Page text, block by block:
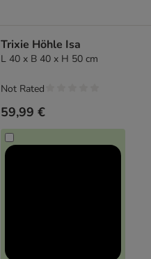
Trixie Höhle Isa
L 40 x B 40 x H 50 cm
59,99 €
Not Rated